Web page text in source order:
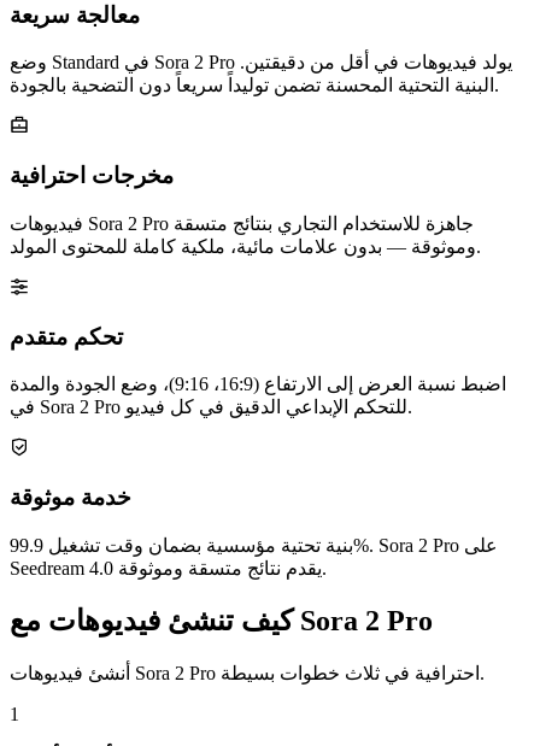
معالجة سريعة
وضع Standard في Sora 2 Pro يولد فيديوهات في أقل من دقيقتين.
البنية التحتية المحسنة تضمن توليداً سريعاً دون التضحية بالجودة.
مخرجات احترافية
فيديوهات Sora 2 Pro جاهزة للاستخدام التجاري بنتائج متسقة
وموثوقة — بدون علامات مائية، ملكية كاملة للمحتوى المولد.
تحكم متقدم
اضبط نسبة العرض إلى الارتفاع (16:9، 9:16)، وضع الجودة والمدة
في Sora 2 Pro للتحكم الإبداعي الدقيق في كل فيديو.
خدمة موثوقة
بنية تحتية مؤسسية بضمان وقت تشغيل 99.9%. Sora 2 Pro على
Seedream 4.0 يقدم نتائج متسقة وموثوقة.
كيف تنشئ فيديوهات مع Sora 2 Pro
أنشئ فيديوهات Sora 2 Pro احترافية في ثلاث خطوات بسيطة.
1